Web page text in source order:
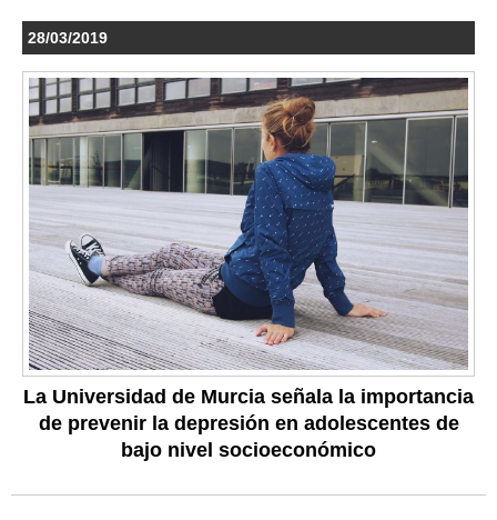
28/03/2019
La Universidad de Murcia señala la importancia
de prevenir la depresión en adolescentes de
bajo nivel socioeconómico